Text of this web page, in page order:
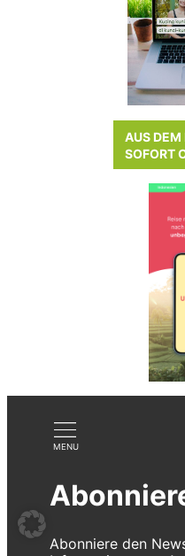
AUS DEM
SOFORT
Abonniere den